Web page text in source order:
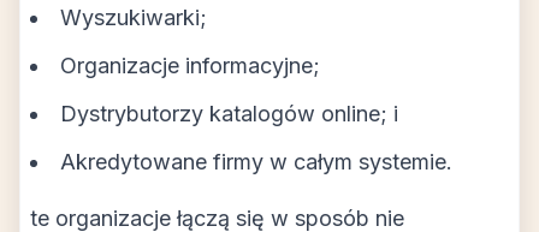
Wyszukiwarki;
Organizacje informacyjne;
Dystrybutorzy katalogów online; i
Akredytowane firmy w całym systemie.
te organizacje łączą się w sposób nie